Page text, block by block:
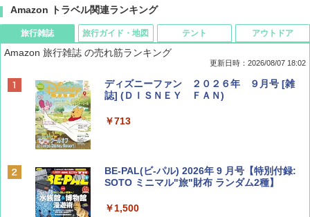
Amazon トラベル関連ランキング
旅行雑誌
Amazon 旅行雑誌 の売れ筋ランキング
更新日時：2026/08/07 18:02
ディズニーファン ２０２６年 ９月号 [雑
誌] (ＤＩＳＮＥＹ ＦＡＮ)
￥713
BE-PAL(ビ-パル) 2026年 9 月号【特別付録:
SOTO ミニマル"旅"財布 ランダム2種】
￥1,500
旅行ガイド・地図 テント アウトドア